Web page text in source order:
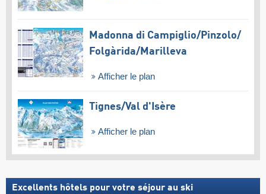
Madonna di Campiglio/​Pinzolo/​
Folgàrida/​Marilleva
Afficher le plan
Tignes/​Val d'Isère
Afficher le plan
Excellents hôtels pour votre séjour au ski